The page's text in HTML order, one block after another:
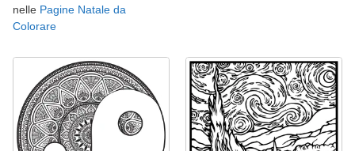
nelle Pagine Natale da
Colorare